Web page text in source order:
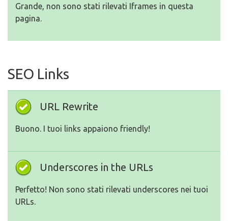
Grande, non sono stati rilevati Iframes in questa
pagina.
SEO Links
URL Rewrite
Buono. I tuoi links appaiono friendly!
Underscores in the URLs
Perfetto! Non sono stati rilevati underscores nei tuoi
URLs.